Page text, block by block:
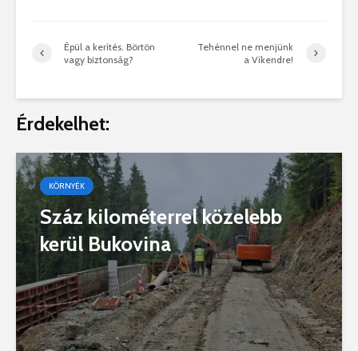
Épül a kerítés. Börtön
vagy biztonság?
Tehénnel ne menjünk
a Víkendre!
Érdekelhet:
KÖRNYÉK
Száz kilométerrel közelebb
kerül Bukovina